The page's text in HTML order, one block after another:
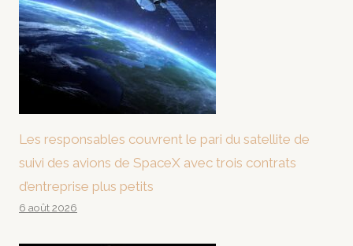
Les responsables couvrent le pari du satellite de
suivi des avions de SpaceX avec trois contrats
d’entreprise plus petits
6 août 2026